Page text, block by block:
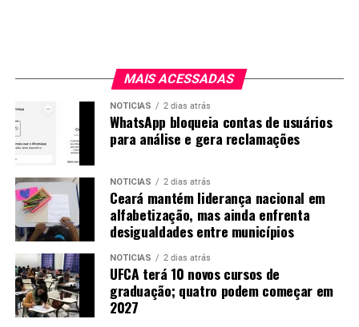
MAIS ACESSADAS
NOTICIAS 2 dias atrás
WhatsApp bloqueia contas de usuários
para análise e gera reclamações
NOTICIAS 2 dias atrás
Ceará mantém liderança nacional em
alfabetização, mas ainda enfrenta
desigualdades entre municípios
NOTICIAS 2 dias atrás
UFCA terá 10 novos cursos de
graduação; quatro podem começar em
2027